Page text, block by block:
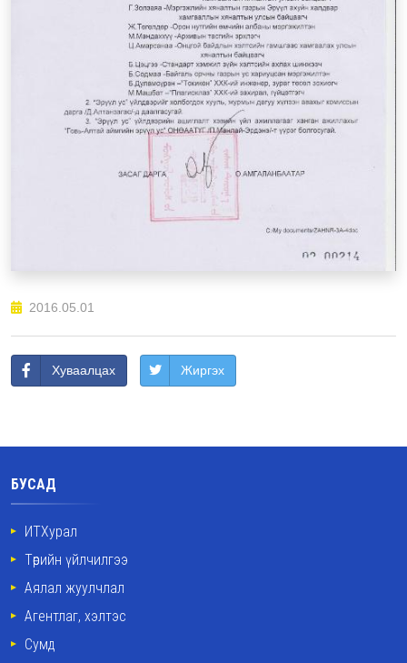
2016.05.01
Хуваалцах Жиргэх
БУСАД
ИТХурал
Төрийн үйлчилгээ
Аялал жуулчлал
Агентлаг, хэлтэс
Сумд